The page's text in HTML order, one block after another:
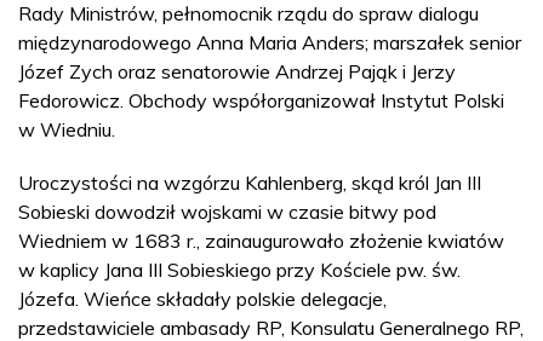
Rady Ministrów, pełnomocnik rządu do spraw dialogu
międzynarodowego Anna Maria Anders; marszałek senior
Józef Zych oraz senatorowie Andrzej Pająk i Jerzy
Fedorowicz. Obchody współorganizował Instytut Polski
w Wiedniu.
Uroczystości na wzgórzu Kahlenberg, skąd król Jan III
Sobieski dowodził wojskami w czasie bitwy pod
Wiedniem w 1683 r., zainaugurowało złożenie kwiatów
w kaplicy Jana III Sobieskiego przy Kościele pw. św.
Józefa. Wieńce składały polskie delegacje,
przedstawiciele ambasady RP, Konsulatu Generalnego RP,